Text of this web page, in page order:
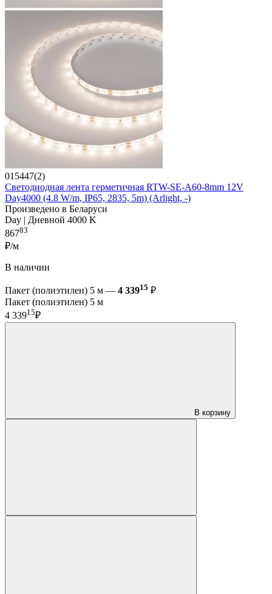
015447(2)
Светодиодная лента герметичная RTW-SE-A60-8mm 12V
Day4000 (4.8 W/m, IP65, 2835, 5m) (Arlight, -)
Произведено в Беларуси
Day | Дневной 4000 K
86783
₽/м
В наличии
Пакет (полиэтилен) 5 м — 4 33915 ₽
Пакет (полиэтилен) 5 м
4 33915₽
В корзину